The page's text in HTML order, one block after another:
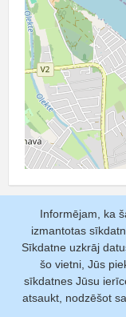
Pakalpojumi
Pamatizziņa
Informējam, ka
izmantotas
Sīkdatne uzkrāj
šo vietni, Jūs
sīkdatnes Jūsu
atsaukt, nodzēšot